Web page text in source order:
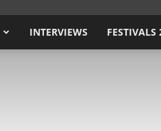
INTERVIEWS FESTIVALS